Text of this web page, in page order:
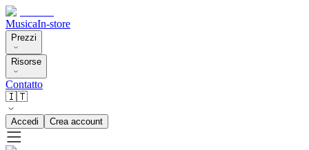
MusicaIn-store
Prezzi
Risorse
Contatto
🇮🇹
Accedi Crea account